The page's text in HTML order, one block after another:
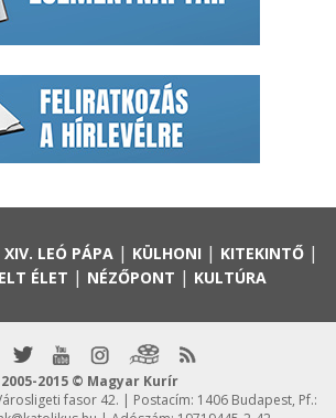
XIV. LEÓ PÁPA| KÜLHONI | KITEKINTŐ|
ÉLET | NÉZŐPONT | KULTÚRA
2005-2015 © Magyar Kurír
fasor 42. | Postacím: 1406 Budapest, Pf.: